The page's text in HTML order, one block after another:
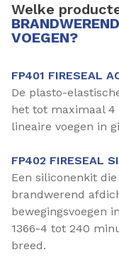
Welke
VOEGEN?
FP401 FIRESEAL
De plasto-
het tot maximaal
lineaire voegen in
FP402 FIRESEAL
Een siliconenkit
brandwerend
bewegingsvoegen
1366-4 tot 240
breed.